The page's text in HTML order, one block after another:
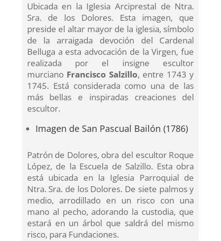
Ubicada en la Iglesia Arciprestal de Ntra.
Sra. de los Dolores. Esta imagen, que
preside el altar mayor de la iglesia, símbolo
de la arraigada devoción del Cardenal
Belluga a esta advocación de la Virgen, fue
realizada por el insigne escultor
murciano Francisco Salzillo, entre 1743 y
1745. Está considerada como una de las
más bellas e inspiradas creaciones del
escultor.
Imagen de San Pascual Bailón (1786)
Patrón de Dolores, obra del escultor Roque
López, de la Escuela de Salzillo. Esta obra
está ubicada en la Iglesia Parroquial de
Ntra. Sra. de los Dolores. De siete palmos y
medio, arrodillado en un risco con una
mano al pecho, adorando la custodia, que
estará en un árbol que saldrá del mismo
risco, para Fundaciones.